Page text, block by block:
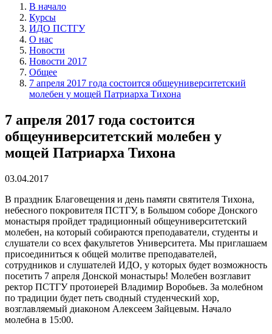
В начало
Курсы
ИДО ПСТГУ
О нас
Новости
Новости 2017
Общее
7 апреля 2017 года состоится общеуниверситетский
молебен у мощей Патриарха Тихона
7 апреля 2017 года состоится
общеуниверситетский молебен у
мощей Патриарха Тихона
03.04.2017
В праздник Благовещения и день памяти святителя Тихона,
небесного покровителя ПСТГУ, в Большом соборе Донского
монастыря пройдет традиционный общеуниверситетский
молебен, на который собираются преподаватели, студенты и
слушатели со всех факультетов Университета. Мы приглашаем
присоединиться к общей молитве преподавателей,
сотрудников и слушателей ИДО, у которых будет возможность
посетить 7 апреля Донской монастырь! Молебен возглавит
ректор ПСТГУ протоиерей Владимир Воробьев. За молебном
по традиции будет петь сводный студенческий хор,
возглавляемый диаконом Алексеем Зайцевым. Начало
молебна в 15:00.